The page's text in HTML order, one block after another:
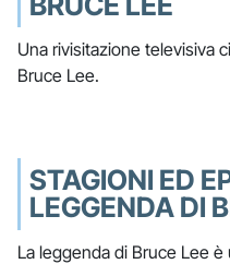
Una rivisitazione televisiva
Bruce Lee.
STAGIONI ED
LEGGENDA DI
La leggenda di Bruce Lee